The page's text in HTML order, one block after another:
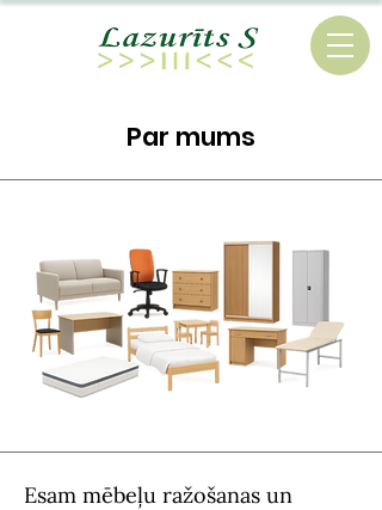
Par mums
Esam mēbeļu ražošanas un